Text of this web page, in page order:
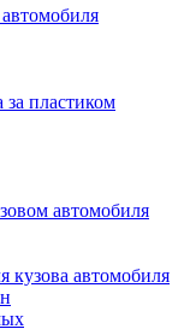
за пластиком
автомобиля
кузова автомобиля